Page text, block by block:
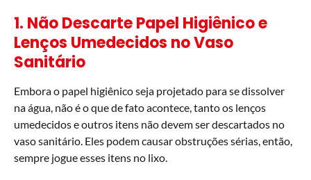
1. Não Descarte Papel Higiênico e
Lenços Umedecidos no Vaso
Sanitário
Embora o papel higiênico seja projetado para se dissolver
na água, não é o que de fato acontece, tanto os lenços
umedecidos e outros itens não devem ser descartados no
vaso sanitário. Eles podem causar obstruções sérias, então,
sempre jogue esses itens no lixo.